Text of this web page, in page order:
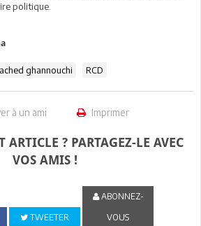
politique.
ghannouchi RCD
à un ami Imprimer
ARTICLE ? PARTAGEZ-LE AVEC
VOS AMIS !
TWEETER
ABONNEZ-
VOUS